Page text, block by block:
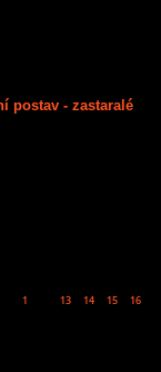
postav - zastaralé
1 13 14 15 16